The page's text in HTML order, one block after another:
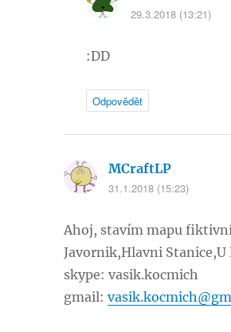
29.3.2018 (13:21)
:DD
Odpovědět
MCraftLP
31.1.2018 (15:23)
Ahoj, stavím mapu
Javornik,Hlavni
skype: vasik.kocmich
gmail: